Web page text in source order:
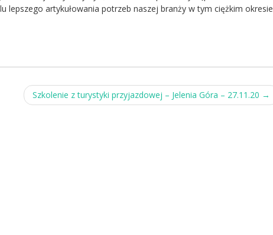
lepszego artykułowania potrzeb naszej branży w tym ciężkim okresie
Szkolenie z turystyki przyjazdowej – Jelenia Góra – 27.11.20 →